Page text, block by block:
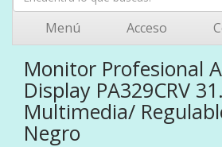
Menú Acceso
Monitor Profesional
Display PA329CRV
Multimedia/
Negro